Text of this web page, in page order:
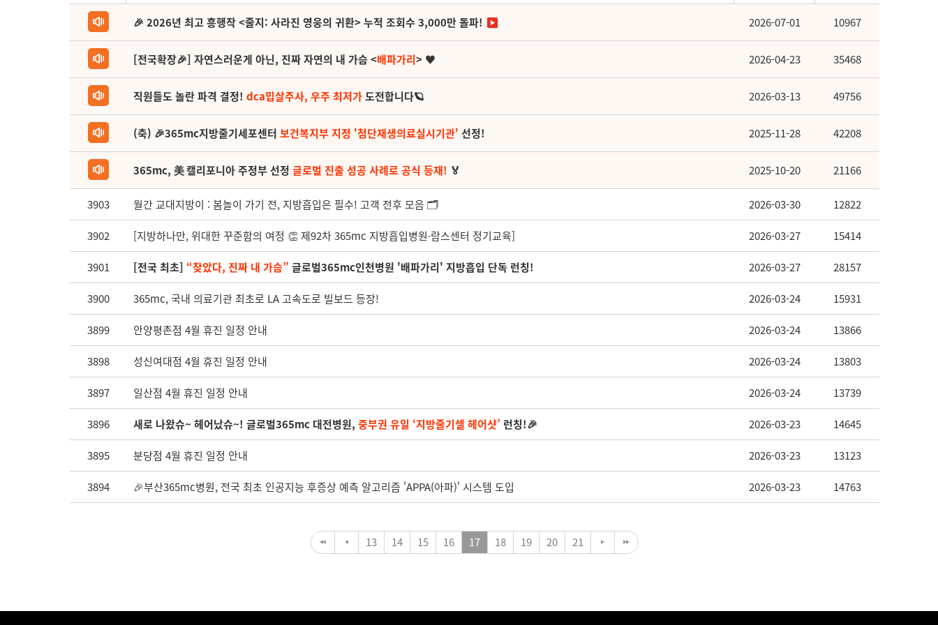
🎉 2026년 최고 흥행작 <줄지: 사라진 영웅의 귀환> 누적 조회수 3,000만 돌파! 2026-07-01 10967
[전국확장🎉] 자연스러운게 아닌, 진짜 자연의 내 가슴 <배파가리> ♥ 2026-04-23 35468
직원들도 놀란 파격 결정! dca밉살주사, 우주 최저가도전합니다🪐 2026-03-13 49756
(축) 🎉365mc지방줄기세포센터 보건복지부 지정 '첨단재생의료실시기관' 선정! 2025-11-28 42208
365mc, 美 캘리포니아 주정부 선정 글로벌 진출 성공 사례로 공식 등재! 🏅 2025-10-20 21166
3903 월간 교대지방이 : 봄놀이 가기 전, 지방흡입은 필수! 고객 전후 모음 🗂️ 2026-03-30 12822
3902 [지방하나만, 위대한 꾸준함의 여정 👏 제92차 365mc 지방흡입병원∙람스센터 정기교육] 2026-03-27 15414
3901 [전국 최초] “찾았다, 진짜 내 가슴” 글로벌365mc인천병원 '배파가리' 지방흡입 단독 런칭! 2026-03-27 28157
3900 365mc, 국내 의료기관 최초로 LA 고속도로 빌보드 등장! 2026-03-24 15931
3899 안양평촌점 4월 휴진 일정 안내 2026-03-24 13866
3898 성신여대점 4월 휴진 일정 안내 2026-03-24 13803
3897 일산점 4월 휴진 일정 안내 2026-03-24 13739
3896 새로 나왔슈~ 헤어났슈~! 글로벌365mc 대전병원, 중부권 유일 ‘지방줄기셀 헤어샷’ 런칭!🎉 2026-03-23 14645
3895 분당점 4월 휴진 일정 안내 2026-03-23 13123
3894 🎉부산365mc병원, 전국 최초 인공지능 후증상 예측 알고리즘 'APPA(아파)' 시스템 도입 2026-03-23 14763
13 14 15 16 17 18 19 20 21